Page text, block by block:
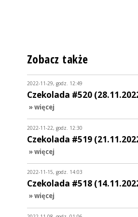
Zobacz także
2022-11-29, godz. 12:49
Czekolada #520
» więcej
2022-11-22, godz. 12:30
Czekolada #519
» więcej
2022-11-15, godz. 14:03
Czekolada #518
» więcej